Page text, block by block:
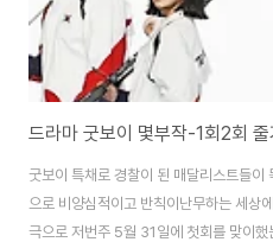
드라마 굿보이 몇부작-1회2회 줄
굿보이 특채로 경찰이 된 매달리스트들이
으로 비양심적이고 반칙이난무하는 세상
극으로 저번주 5월 31일에 첫회를 맞이했